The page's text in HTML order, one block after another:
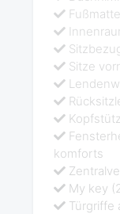
Sitze
komforts
My key
Türgriffe